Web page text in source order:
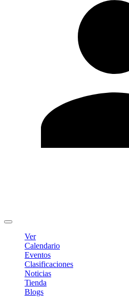
Ver
Calendario
Eventos
Clasificaciones
Noticias
Tienda
Blogs